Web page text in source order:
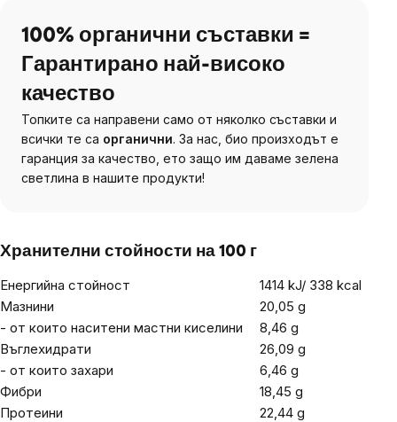
100% органични съставки =
Гарантирано най-високо
качество
Топките са направени само от няколко съставки и
всички те са органични. За нас, био произходът е
гаранция за качество, ето защо им даваме зелена
светлина в нашите продукти!
Хранителни стойности на 100 г
Енергийна стойност
1414 kJ/ 338 kcal
Мазнини
20,05 g
- от които наситени мастни киселини
8,46 g
Въглехидрати
26,09 g
- от които захари
6,46 g
Фибри
18,45 g
Протеини
22,44 g